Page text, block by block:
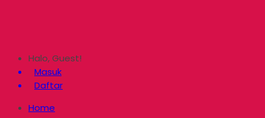
Halo, Guest!
Masuk
Daftar
Home